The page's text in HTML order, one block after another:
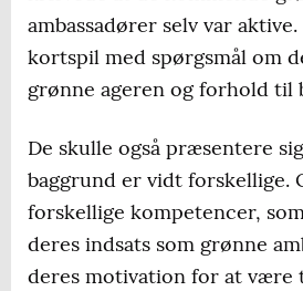
ambassadører selv var
kortspil med spørgsmål om
grønne ageren og forhold til
De skulle også præsentere
baggrund er vidt forskellige.
forskellige kompetencer,
deres indsats som grønne
deres motivation for at være